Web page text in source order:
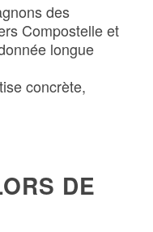
des
Compostelle et
longue
concrète,
DE